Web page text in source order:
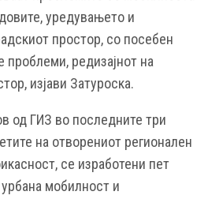
уредувањето и
простор, со посебен
проблеми, редизајнот на
изјави Затуроска.
од ГИЗ во последните три
на отворениот регионален
се изработени пет
мобилност и